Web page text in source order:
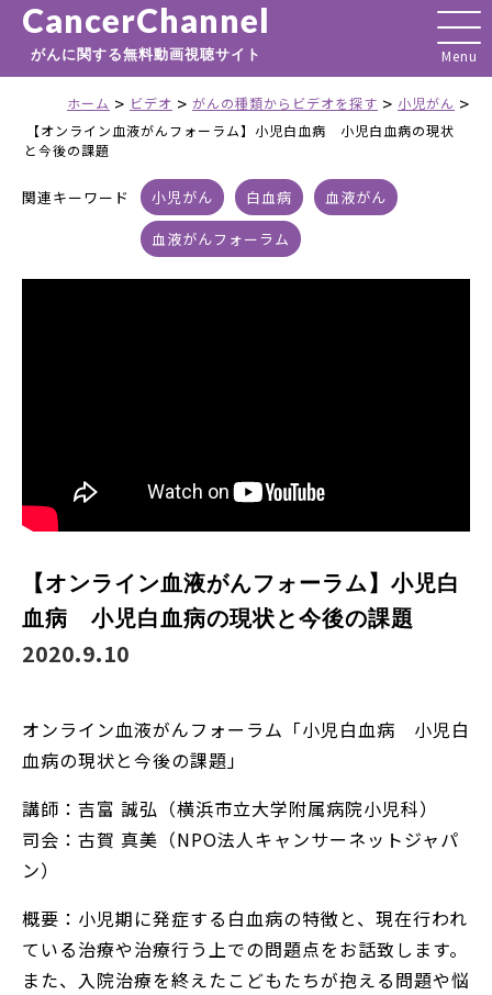
CancerChannel
がんに関する無料動画視聴サイト
ホーム > ビデオ > がんの種類からビデオを探す > 小児がん >
【オンライン血液がんフォーラム】小児白血病 小児白血病の現状
と今後の課題
関連キーワード 小児がん 白血病
血液がん
血液がんフォーラム
【オンライン血液がんフォーラム】小児白
血病 小児白血病の現状と今後の課題
2020.9.10
オンライン血液がんフォーラム「小児白血病 小児白
血病の現状と今後の課題」
講師：吉富 誠弘（横浜市立大学附属病院小児科）
司会：古賀 真美（NPO法人キャンサーネットジャパ
ン）
概要：小児期に発症する白血病の特徴と、現在行われ
ている治療や治療行う上での問題点をお話致します。
また、入院治療を終えたこどもたちが抱える問題や悩